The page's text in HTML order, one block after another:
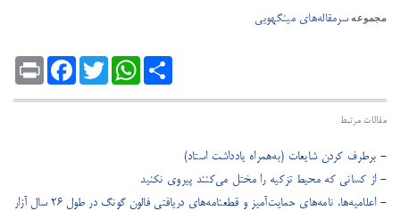
مجموعهسرمقاله‌های مینگهویی
Print
FacebookTwitter
WhatsAppShare
مقالات مرتبط
- برطرف کردن شایعات (به‌همراه یادداشت استاد)
- از کسانی که محیط تزکیه را مختل می‌کنند پیروی نکنید
- اعلامیه‌ها، نامه‌های حمایت‌آمیز و قطعنامه‌های دریافتی فالون گونگ در طول ۲۶ سال آزار